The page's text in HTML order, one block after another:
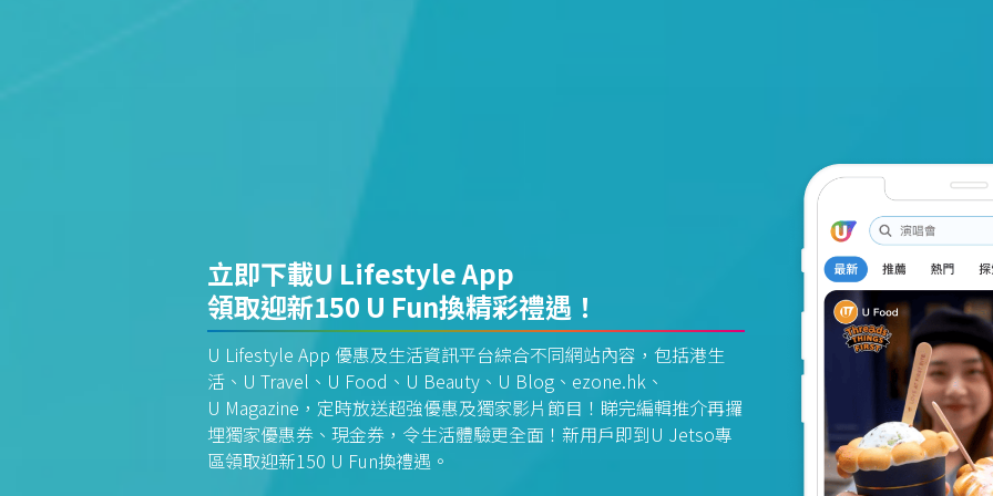
立即下載U Lifestyle App
領取迎新150 U Fun換精彩禮遇！
U Lifestyle App 優惠及生活資訊平台綜合不同網站內容，包括港生
活、U Travel、U Food、U Beauty、U Blog、ezone.hk、
U Magazine，定時放送超強優惠及獨家影片節目！睇完編輯推介再攞
埋獨家優惠券、現金券，令生活體驗更全面！新用戶即到U Jetso專
區領取迎新150 U Fun換禮遇。